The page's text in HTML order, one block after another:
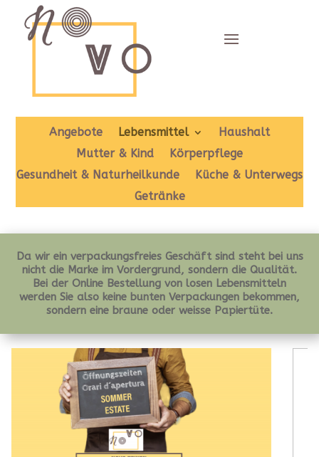
Angebote Lebensmittel
Haushalt
Mutter & Kind
Körperpflege
Gesundheit & Naturheilkunde
Küche & Unterwegs
Getränke
Da wir ein verpackungsfreies Geschäft sind steht bei uns
nicht die Marke im Vordergrund, sondern die Qualität.
Bei der Online Bestellung von losen Lebensmitteln
werden Sie also keine bunten Verpackungen bekommen,
sondern eine braune oder weisse Papiertüte.